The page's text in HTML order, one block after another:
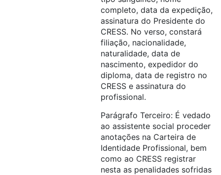
completo, data da expedição,
assinatura do Presidente do
CRESS. No verso, constará
filiação, nacionalidade,
naturalidade, data de
nascimento, expedidor do
diploma, data de registro no
CRESS e assinatura do
profissional.
Parágrafo Terceiro: É vedado
ao assistente social proceder
anotações na Carteira de
Identidade Profissional, bem
como ao CRESS registrar
nesta as penalidades sofridas